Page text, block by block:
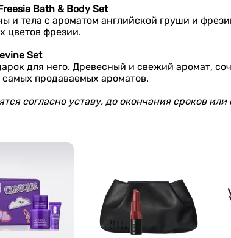
Bath & Body Set
и тела с ароматом английской груши и
цветов фрезии.
Set
для него. Древесный и свежий аромат,
продаваемых ароматов.
согласно уставу, до окончания сроков